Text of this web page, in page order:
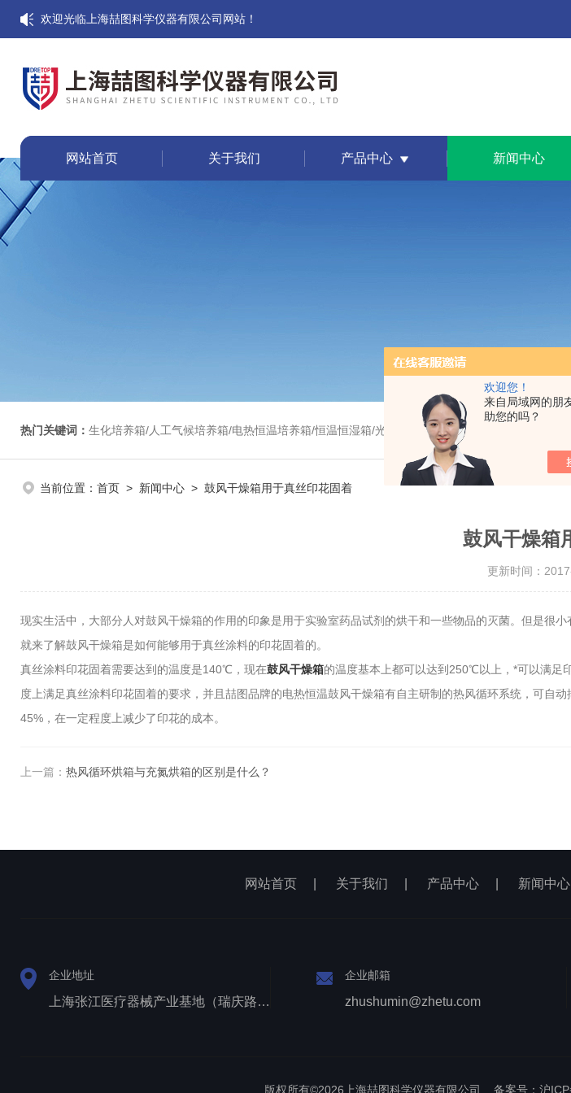
欢迎您！
来自局域网的朋
助您的吗？
欢迎光临上海喆图科学仪器有限公司网站！
网站首页 关于我们 产品中心 新闻中心
热门关键词： 生化培养箱/人工气候培养箱/电热恒温培养箱/恒温恒湿箱/光照培养箱/二氧化碳培养箱等/恒温干燥箱/真空干燥箱/高温烘箱等/箱式电阻炉/陶瓷纤维马弗炉/
当前位置： 首页 > 新闻中心 > 鼓风干燥箱用于真丝印花固着
鼓风干燥箱
更新时间：
现实生活中，大部分人对鼓风干燥箱的作用的印象是用于实验室药品试剂的烘干和一些物品的灭菌。但是很
就来了解鼓风干燥箱是如何能够用于真丝涂料的印花固着的。
真丝涂料印花固着需要达到的温度是140℃，现在鼓风干燥箱的温度基本上都可以达到250℃以上，*可以满
度上满足真丝涂料印花固着的要求，并且喆图品牌的电热恒温鼓风干燥箱有自主研制的热风循环系统，可
45%，在一定程度上减少了印花的成本。
上一篇： 热风循环烘箱与充氮烘箱的区别是什么？
网站首页 关于我们 产品中心 新闻中心
企业地址
上海张江医疗器械产业基地（瑞庆路528号）
企业邮箱
zhushumin@zhetu.com
版权所有©2026上海喆图科学仪器有限公司 备案号：沪